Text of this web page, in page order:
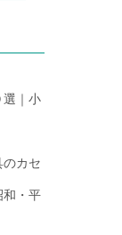
選｜小
のカセ
和・平